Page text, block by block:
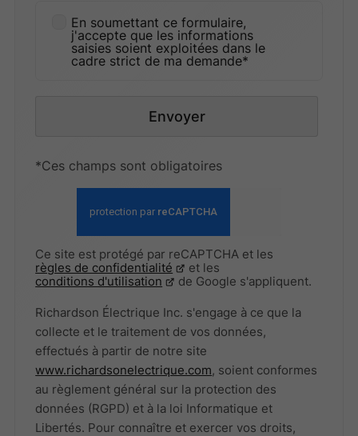
En soumettant ce formulaire,
j'accepte que les informations
saisies soient exploitées dans le
cadre strict de ma demande*
Envoyer
*Ces champs sont obligatoires
Ce site est protégé par reCAPTCHA et les
règles de confidentialité
et les
conditions d'utilisation
de Google s'appliquent.
Richardson Électrique Inc. s'engage à ce que la
collecte et le traitement de vos données,
effectués à partir de notre site
www.richardsonelectrique.com, soient conformes
au règlement général sur la protection des
données (RGPD) et à la loi Informatique et
Libertés. Pour connaître et exercer vos droits,